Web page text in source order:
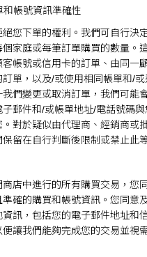
和帳號資訊準確性
您下單的權利。我們可自行決
個家庭或每筆訂單購買的數量。
帳號或信用卡的訂單、由同一
訂單，以及/或使用相同帳單和/
我們變更或取消訂單，我們可能
子郵件和/或帳單地址/電話號碼與
。對於疑似由代理商、經銷商或
保留在自行判斷後限制或禁止此
商店中進行的所有購買交易，您
確的購買和帳號資訊。您同意
資訊，包括您的電子郵件地址和
便讓我們能夠完成您的交易並視